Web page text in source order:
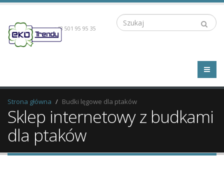
Szukaj
+48 501 95 95 35
Strona główna Budki lęgowe dla ptaków
Sklep internetowy z budkami
dla ptaków